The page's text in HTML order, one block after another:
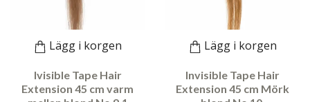
Lägg i korgen
Ivisible Tape Hair
Extension 45 cm varm
Lägg i korgen
Invisible Tape Hair
Extension 45 cm Mörk